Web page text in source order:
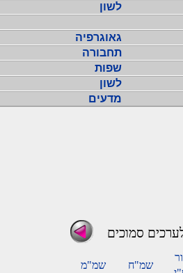
לשון
גאוגרפיה
תחבורה
שפות
לשון
מדעים
סמוכים
שמ"ח שמ"מ